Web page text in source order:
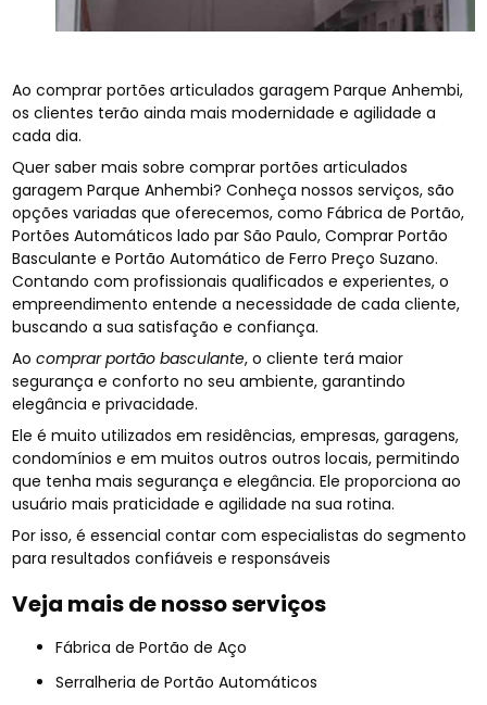
Ao comprar portões articulados garagem Parque Anhembi,
os clientes terão ainda mais modernidade e agilidade a
cada dia.
Quer saber mais sobre comprar portões articulados
garagem Parque Anhembi? Conheça nossos serviços, são
opções variadas que oferecemos, como Fábrica de Portão,
Portões Automáticos lado par São Paulo, Comprar Portão
Basculante e Portão Automático de Ferro Preço Suzano.
Contando com profissionais qualificados e experientes, o
empreendimento entende a necessidade de cada cliente,
buscando a sua satisfação e confiança.
Aocomprar portão basculante, o cliente terá maior
segurança e conforto no seu ambiente, garantindo
elegância e privacidade.
Ele é muito utilizados em residências, empresas, garagens,
condomínios e em muitos outros outros locais, permitindo
que tenha mais segurança e elegância. Ele proporciona ao
usuário mais praticidade e agilidade na sua rotina.
Por isso, é essencial contar com especialistas do segmento
para resultados confiáveis e responsáveis
Veja mais de nosso serviços
Fábrica de Portão de Aço
Serralheria de Portão Automáticos